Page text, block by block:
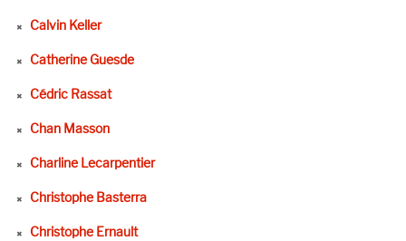
Calvin Keller
Catherine Guesde
Cédric Rassat
Chan Masson
Charline Lecarpentier
Christophe Basterra
Christophe Ernault